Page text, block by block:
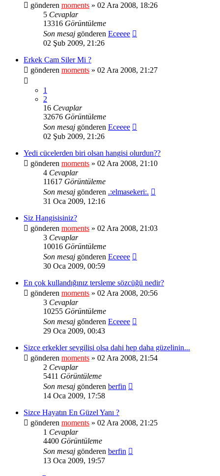
gönderen moments » 02 Ara 2008, 18:26
5 Cevaplar
13316 Görüntüleme
Son mesaj gönderen Eceeee
02 Şub 2009, 21:26
Erkek Cam Siler Mi ?
gönderen moments » 02 Ara 2008, 21:27
1
2
16 Cevaplar
32676 Görüntüleme
Son mesaj gönderen Eceeee
02 Şub 2009, 21:26
Yedi cücelerden biri olsan hangisi olurdun??
gönderen moments » 02 Ara 2008, 21:10
4 Cevaplar
11617 Görüntüleme
Son mesaj gönderen .:elmasekeri:.
31 Oca 2009, 12:16
Siz Hangisisiniz?
gönderen moments » 02 Ara 2008, 21:03
3 Cevaplar
10016 Görüntüleme
Son mesaj gönderen Eceeee
30 Oca 2009, 00:59
En çok kullandığınız tersleme sözcüğü nedir?
gönderen moments » 02 Ara 2008, 20:56
3 Cevaplar
10255 Görüntüleme
Son mesaj gönderen Eceeee
29 Oca 2009, 00:43
Sizce erkekler sevgilisi olsa dahi hep daha güzelinin...
gönderen moments » 02 Ara 2008, 21:54
2 Cevaplar
5411 Görüntüleme
Son mesaj gönderen berfin
14 Oca 2009, 17:58
Sizce Hayatın En Güzel Yanı ?
gönderen moments » 02 Ara 2008, 21:25
1 Cevaplar
4400 Görüntüleme
Son mesaj gönderen berfin
13 Oca 2009, 19:57